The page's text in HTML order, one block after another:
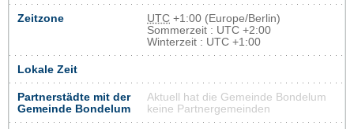
Zeitzone UTC +1:00 (Europe/Berlin)
Sommerzeit : UTC +2:00
Winterzeit : UTC +1:00
Lokale Zeit
Partnerstädte mit der
Gemeinde Bondelum
Aktuell hat die Gemeinde Bondelum
keine Partnergemeinden